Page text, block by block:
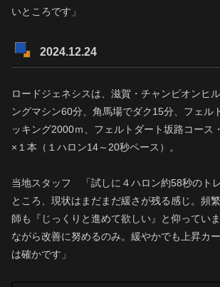
いところです」
2024.12.24
ロードジェネシスは、滋賀・チャンピオンヒ
ングマシン60分、角馬場でダク15分、フェル
ッキング2000ｍ、フェルトダート坂路コース
×１本（１ハロン14～20秒ペース）。
当地スタッフ 「試しに４ハロン約58秒のト
ところ、現状はまだまだ緩さが残る感じ。頻
師も『じっくりと進めて欲しい』と仰ってい
ながら改善に努めるのみ。緩やかでも上昇カ
は確かです」